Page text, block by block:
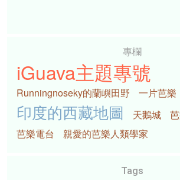
專欄
iGuava主題專號
Runningnoseky的蘭嶼田野 一片芭樂
印度的西藏地圖 天鵝城
芭樂電台
親愛的芭樂人類學家
Tags